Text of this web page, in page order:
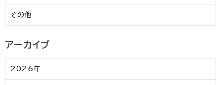
その他
アーカイブ
2026年